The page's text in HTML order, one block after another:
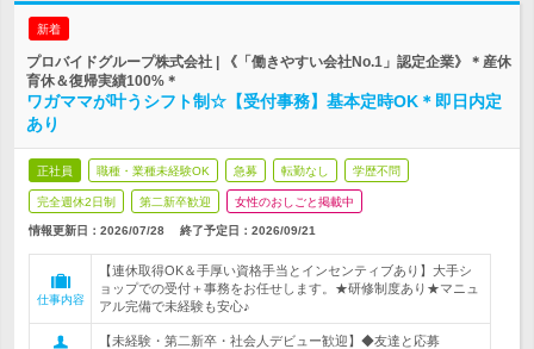
新着
プロバイドグループ株式会社 | 《「働きやすい会社No.1」認定企業》＊産休
育休＆復帰実績100%＊
ワガママが叶うシフト制☆【受付事務】基本定時OK＊即日内定
あり
正社員 職種・業種未経験OK 急募 転勤なし 学歴不問
完全週休2日制 第二新卒歓迎 女性のおしごと掲載中
情報更新日：2026/07/28 終了予定日： 2026/09/21
仕事内容
【連休取得OK＆手厚い資格手当とインセンティブあり】大手シ
ョップでの受付＋事務をお任せします。★研修制度あり★マニュ
アル完備で未経験も安心♪
【未経験・第二新卒・社会人デビュー歓迎】◆友達と応募